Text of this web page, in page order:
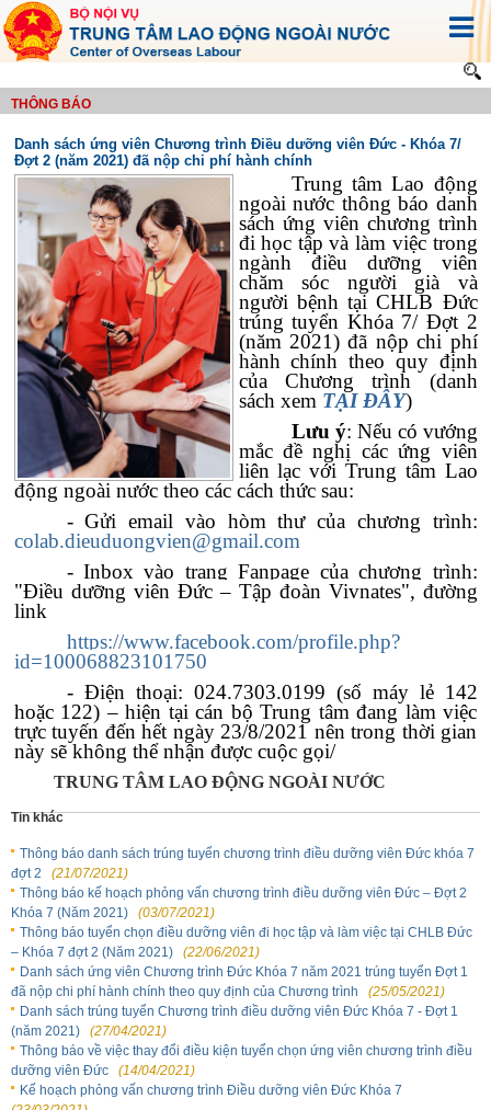
THÔNG BÁO
Danh sách ứng viên Chương trình Điều dưỡng viên Đức - Khóa 7/
Đợt 2 (năm 2021) đã nộp chi phí hành chính
Trung tâm Lao động
ngoài nước thông báo danh
sách ứng viên chương trình
đi học tập và làm việc trong
ngành điều dưỡng viên
chăm sóc người già và
người bệnh tại CHLB Đức
trúng tuyển Khóa 7/ Đợt 2
(năm 2021) đã nộp chi phí
hành chính theo quy định
của Chương trình (danh
sách xem TẠI ĐÂY)
Lưu ý: Nếu có vướng
mắc đề nghị các ứng viên
liên lạc với Trung tâm Lao
động ngoài nước theo các cách thức sau:
- Gửi email vào hòm thư của chương trình:
colab.dieuduongvien@gmail.com
- Inbox vào trang Fanpage của chương trình:
"Điều dưỡng viên Đức – Tập đoàn Vivnates", đường
link
https://www.facebook.com/profile.php?
id=100068823101750
- Điện thoại: 024.7303.0199 (số máy lẻ 142
hoặc 122) – hiện tại cán bộ Trung tâm đang làm việc
trực tuyến đến hết ngày 23/8/2021 nên trong thời gian
này sẽ không thể nhận được cuộc gọi/
TRUNG TÂM LAO ĐỘNG NGOÀI NƯỚC
Tin khác
Thông báo danh sách trúng tuyển chương trình điều dưỡng viên Đức khóa 7
đợt 2
(21/07/2021)
Thông báo kế hoạch phỏng vấn chương trình điều dưỡng viên Đức – Đợt 2
Khóa 7 (Năm 2021)
(03/07/2021)
Thông báo tuyển chọn điều dưỡng viên đi học tập và làm việc tại CHLB Đức
– Khóa 7 đợt 2 (Năm 2021)
(22/06/2021)
Danh sách ứng viên Chương trình Đức Khóa 7 năm 2021 trúng tuyển Đợt 1
đã nộp chi phí hành chính theo quy định của Chương trình
(25/05/2021)
Danh sách trúng tuyển Chương trình điều dưỡng viên Đức Khóa 7 - Đợt 1
(năm 2021)
(27/04/2021)
Thông báo về việc thay đổi điều kiện tuyển chọn ứng viên chương trình điều
dưỡng viên Đức
(14/04/2021)
Kế hoạch phỏng vấn chương trình Điều dưỡng viên Đức Khóa 7